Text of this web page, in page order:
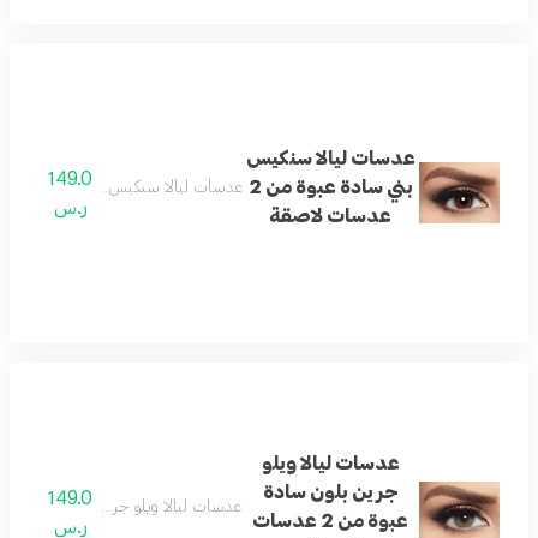
عدسات ليالا سنكيس
بني سادة عبوة من 2
عدسات لاصقة
عدسات ليالا سنكيس بني سادة عبوة من 2 عدسات
149.0
ر.س
عدسات ليالا ويلو
جرين بلون سادة
عبوة من 2 عدسات
عدسات ليالا ويلو جرين بلون سادة عبوة من 2
149.0
ر.س